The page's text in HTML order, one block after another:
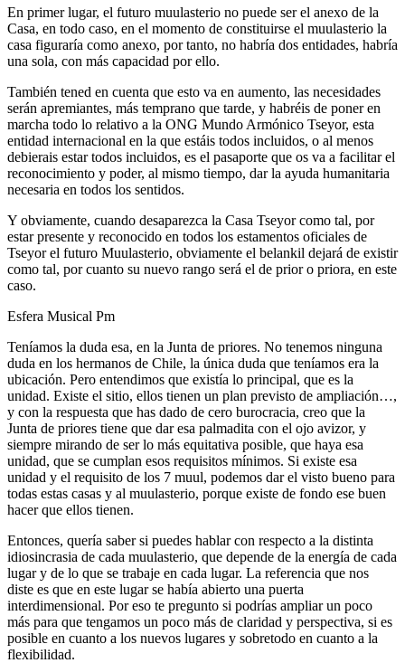
En primer lugar, el futuro muulasterio no puede ser el anexo de la
Casa, en todo caso, en el momento de constituirse el muulasterio la
casa figuraría como anexo, por tanto, no habría dos entidades, habría
una sola, con más capacidad por ello.
También tened en cuenta que esto va en aumento, las necesidades
serán apremiantes, más temprano que tarde, y habréis de poner en
marcha todo lo relativo a la ONG Mundo Armónico Tseyor, esta
entidad internacional en la que estáis todos incluidos, o al menos
debierais estar todos incluidos, es el pasaporte que os va a facilitar el
reconocimiento y poder, al mismo tiempo, dar la ayuda humanitaria
necesaria en todos los sentidos.
Y obviamente, cuando desaparezca la Casa Tseyor como tal, por
estar presente y reconocido en todos los estamentos oficiales de
Tseyor el futuro Muulasterio, obviamente el belankil dejará de existir
como tal, por cuanto su nuevo rango será el de prior o priora, en este
caso.
Esfera Musical Pm
Teníamos la duda esa, en la Junta de priores. No tenemos ninguna
duda en los hermanos de Chile, la única duda que teníamos era la
ubicación. Pero entendimos que existía lo principal, que es la
unidad. Existe el sitio, ellos tienen un plan previsto de ampliación…,
y con la respuesta que has dado de cero burocracia, creo que la
Junta de priores tiene que dar esa palmadita con el ojo avizor, y
siempre mirando de ser lo más equitativa posible, que haya esa
unidad, que se cumplan esos requisitos mínimos. Si existe esa
unidad y el requisito de los 7 muul, podemos dar el visto bueno para
todas estas casas y al muulasterio, porque existe de fondo ese buen
hacer que ellos tienen.
Entonces, quería saber si puedes hablar con respecto a la distinta
idiosincrasia de cada muulasterio, que depende de la energía de cada
lugar y de lo que se trabaje en cada lugar. La referencia que nos
diste es que en este lugar se había abierto una puerta
interdimensional. Por eso te pregunto si podrías ampliar un poco
más para que tengamos un poco más de claridad y perspectiva, si es
posible en cuanto a los nuevos lugares y sobretodo en cuanto a la
flexibilidad.